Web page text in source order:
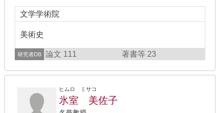
文学学術院
美術史
研究者DB 論文 111 著書等 23
ヒムロ ミサコ
氷室 美佐子